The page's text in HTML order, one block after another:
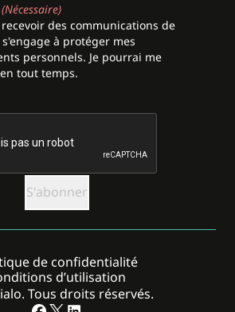
(Nécessaire)
recevoir des communications de
à protéger mes
personnels. Je pourrai me
tout temps.
Tous droits réservés.
de confidentialité
d’utilisation